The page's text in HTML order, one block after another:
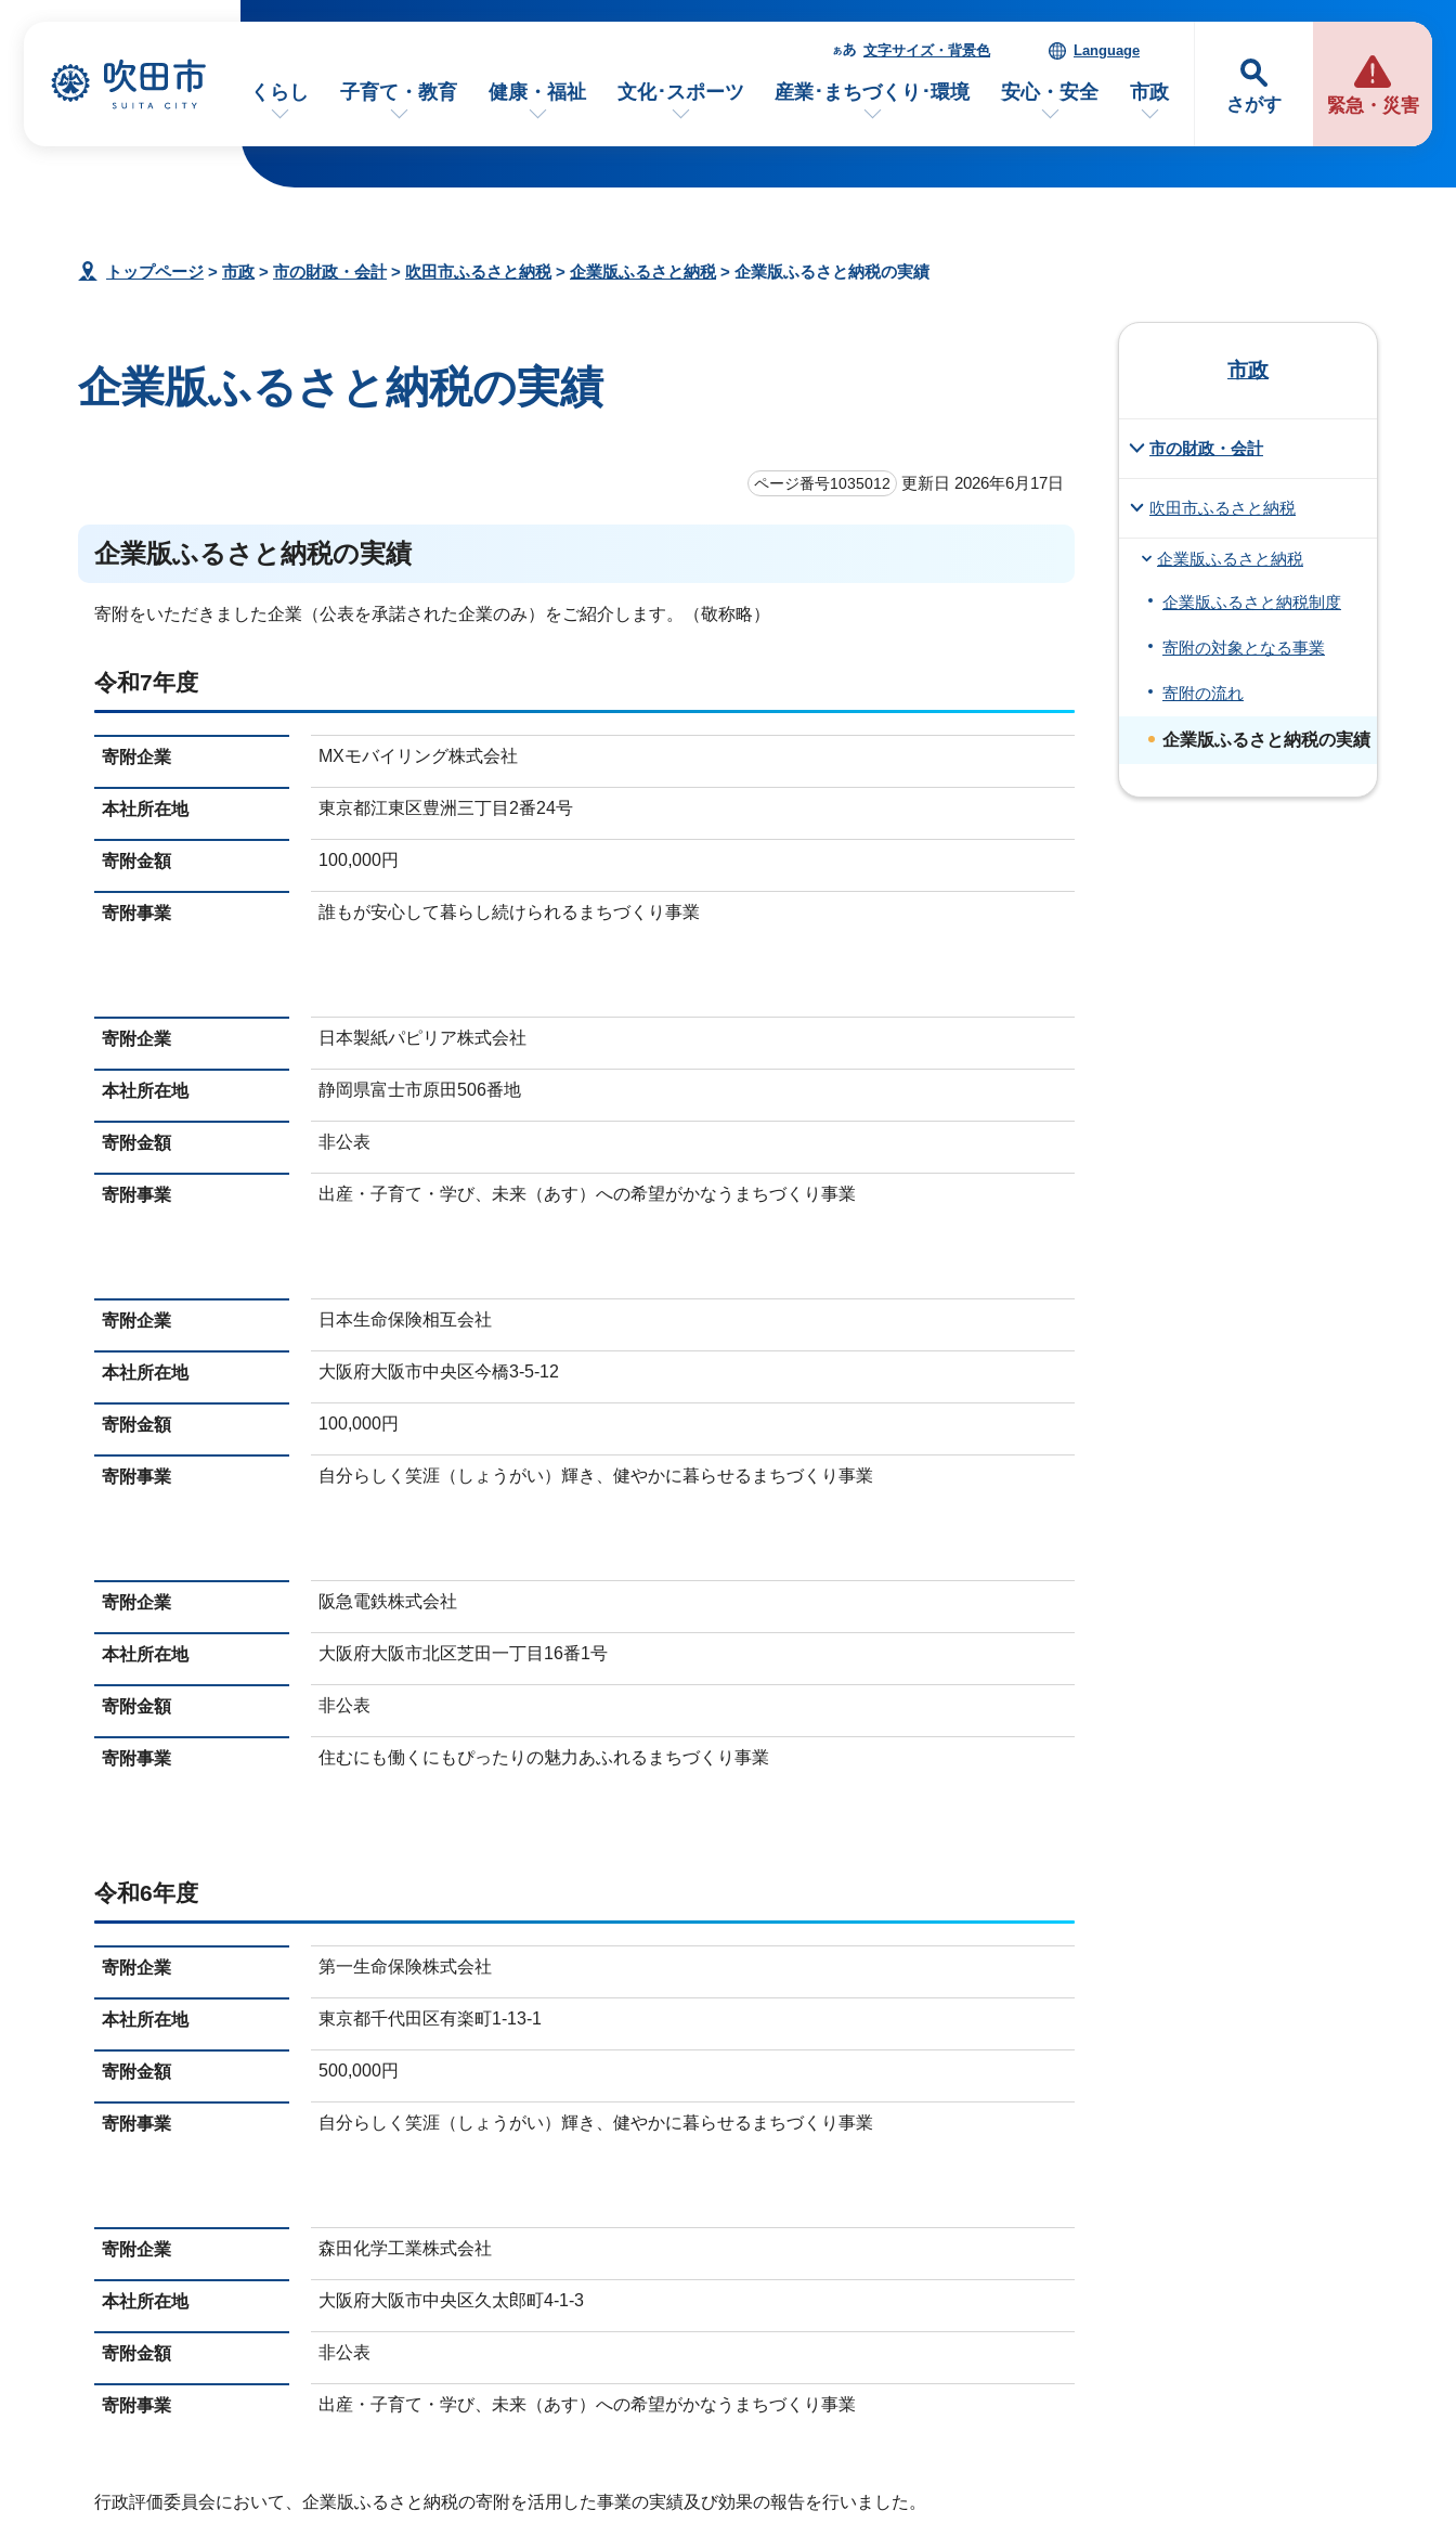
さがす 緊急・災害
文字サイズ・背景色 Language
くらし 子育て・教育 健康・福祉 文化･スポーツ 産業･まちづくり･環境 安心・安全 市政
トップページ > 市政 > 市の財政・会計> 吹田市ふるさと納税> 企業版ふるさと納税> 企業版ふるさと納税の実績
企業版ふるさと納税の実績
ページ番号1035012 更新日 2026年6月17日
企業版ふるさと納税の実績
寄附をいただきました企業（公表を承諾された企業のみ）をご紹介します。（敬称略）
令和7年度
寄附企業 MXモバイリング株式会社
本社所在地 東京都江東区豊洲三丁目2番24号
寄附金額 100,000円
寄附事業 誰もが安心して暮らし続けられるまちづくり事業
寄附企業 日本製紙パピリア株式会社
本社所在地 静岡県富士市原田506番地
寄附金額 非公表
寄附事業 出産・子育て・学び、未来（あす）への希望がかなうまちづくり事業
寄附企業 日本生命保険相互会社
本社所在地 大阪府大阪市中央区今橋3-5-12
寄附金額 100,000円
寄附事業 自分らしく笑涯（しょうがい）輝き、健やかに暮らせるまちづくり事業
寄附企業 阪急電鉄株式会社
本社所在地 大阪府大阪市北区芝田一丁目16番1号
寄附金額 非公表
寄附事業 住むにも働くにもぴったりの魅力あふれるまちづくり事業
令和6年度
寄附企業 第一生命保険株式会社
本社所在地 東京都千代田区有楽町1-13-1
寄附金額 500,000円
寄附事業 自分らしく笑涯（しょうがい）輝き、健やかに暮らせるまちづくり事業
寄附企業 森田化学工業株式会社
本社所在地 大阪府大阪市中央区久太郎町4-1-3
寄附金額 非公表
寄附事業 出産・子育て・学び、未来（あす）への希望がかなうまちづくり事業
行政評価委員会において、企業版ふるさと納税の寄附を活用した事業の実績及び効果の報告を行いました。
市政
市の財政・会計
吹田市ふるさと納税
企業版ふるさと納税
企業版ふるさと納税制度
寄附の対象となる事業
寄附の流れ
企業版ふるさと納税の実績